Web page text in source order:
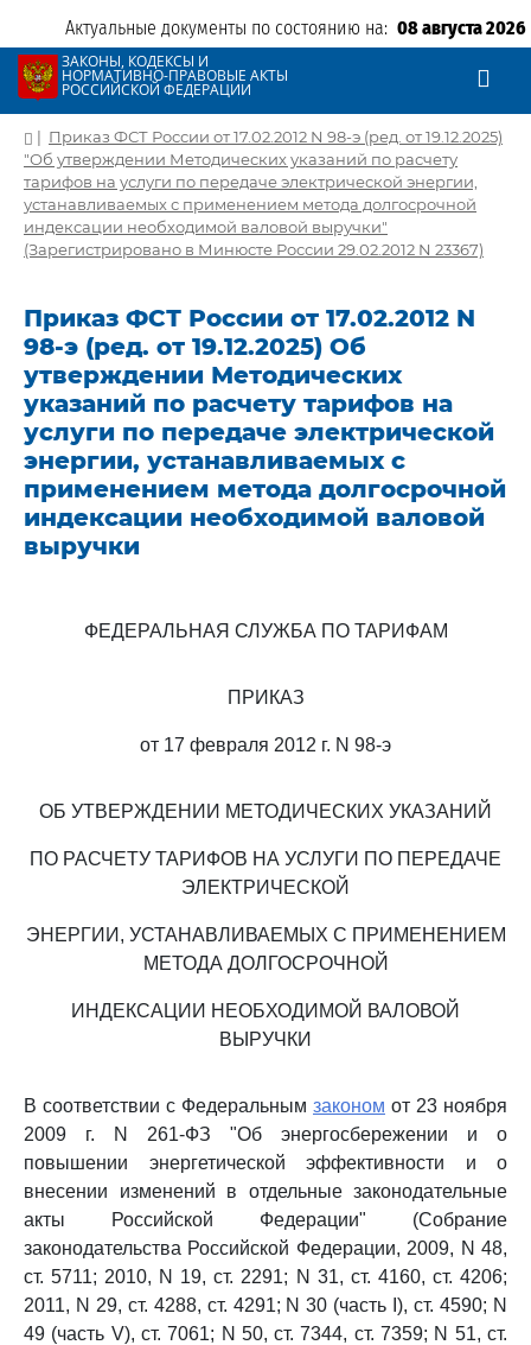
Актуальные документы по состоянию на: 08 августа 2026
ЗАКОНЫ, КОДЕКСЫ И
НОРМАТИВНО-ПРАВОВЫЕ АКТЫ
РОССИЙСКОЙ ФЕДЕРАЦИИ
| Приказ ФСТ России от 17.02.2012 N 98-э (ред. от 19.12.2025)
"Об утверждении Методических указаний по расчету
тарифов на услуги по передаче электрической энергии,
устанавливаемых с применением метода долгосрочной
индексации необходимой валовой выручки"
(Зарегистрировано в Минюсте России 29.02.2012 N 23367)
Приказ ФСТ России от 17.02.2012 N
98-э (ред. от 19.12.2025) Об
утверждении Методических
указаний по расчету тарифов на
услуги по передаче электрической
энергии, устанавливаемых с
применением метода долгосрочной
индексации необходимой валовой
выручки
ФЕДЕРАЛЬНАЯ СЛУЖБА ПО ТАРИФАМ
ПРИКАЗ
от 17 февраля 2012 г. N 98-э
ОБ УТВЕРЖДЕНИИ МЕТОДИЧЕСКИХ УКАЗАНИЙ
ПО РАСЧЕТУ ТАРИФОВ НА УСЛУГИ ПО ПЕРЕДАЧЕ
ЭЛЕКТРИЧЕСКОЙ
ЭНЕРГИИ, УСТАНАВЛИВАЕМЫХ С ПРИМЕНЕНИЕМ
МЕТОДА ДОЛГОСРОЧНОЙ
ИНДЕКСАЦИИ НЕОБХОДИМОЙ ВАЛОВОЙ
ВЫРУЧКИ
В соответствии с Федеральным законом от 23 ноября
2009 г. N 261-ФЗ "Об энергосбережении и о
повышении энергетической эффективности и о
внесении изменений в отдельные законодательные
акты Российской Федерации" (Собрание
законодательства Российской Федерации, 2009, N 48,
ст. 5711; 2010, N 19, ст. 2291; N 31, ст. 4160, ст. 4206;
2011, N 29, ст. 4288, ст. 4291; N 30 (часть I), ст. 4590; N
49 (часть V), ст. 7061; N 50, ст. 7344, ст. 7359; N 51, ст.